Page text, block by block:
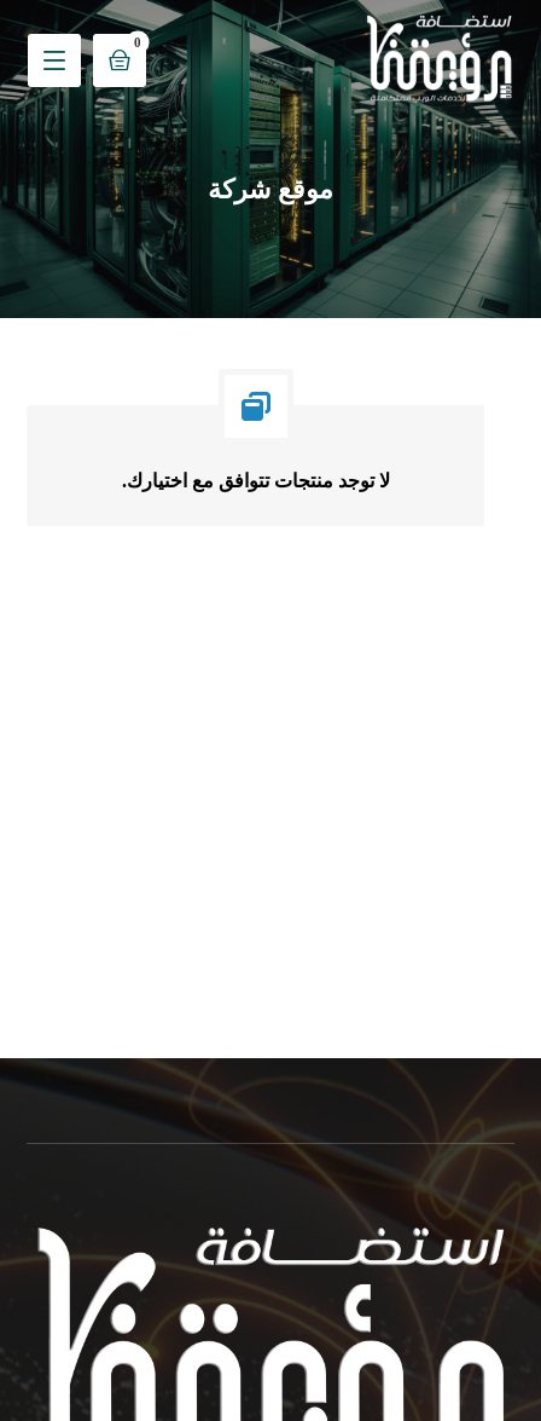
موقع شركة
لا توجد منتجات تتوافق مع اختيارك.